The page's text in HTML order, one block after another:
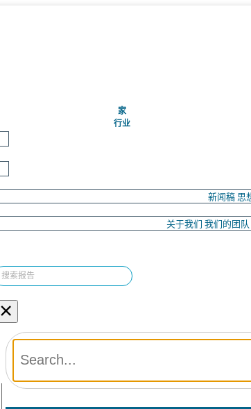
家(当前的)
行业
新闻稿 思
关于我们 我们的团队
×